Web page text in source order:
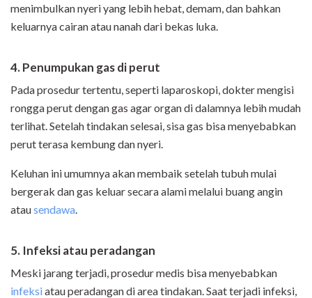
menimbulkan nyeri yang lebih hebat, demam, dan bahkan
keluarnya cairan atau nanah dari bekas luka.
4. Penumpukan gas di perut
Pada prosedur tertentu, seperti laparoskopi, dokter mengisi
rongga perut dengan gas agar organ di dalamnya lebih mudah
terlihat. Setelah tindakan selesai, sisa gas bisa menyebabkan
perut terasa kembung dan nyeri.
Keluhan ini umumnya akan membaik setelah tubuh mulai
bergerak dan gas keluar secara alami melalui buang angin
atausendawa
5. Infeksi atau peradangan
Meski jarang terjadi, prosedur medis bisa menyebabkan
infeksiatau peradangan di area tindakan. Saat terjadi infeksi,